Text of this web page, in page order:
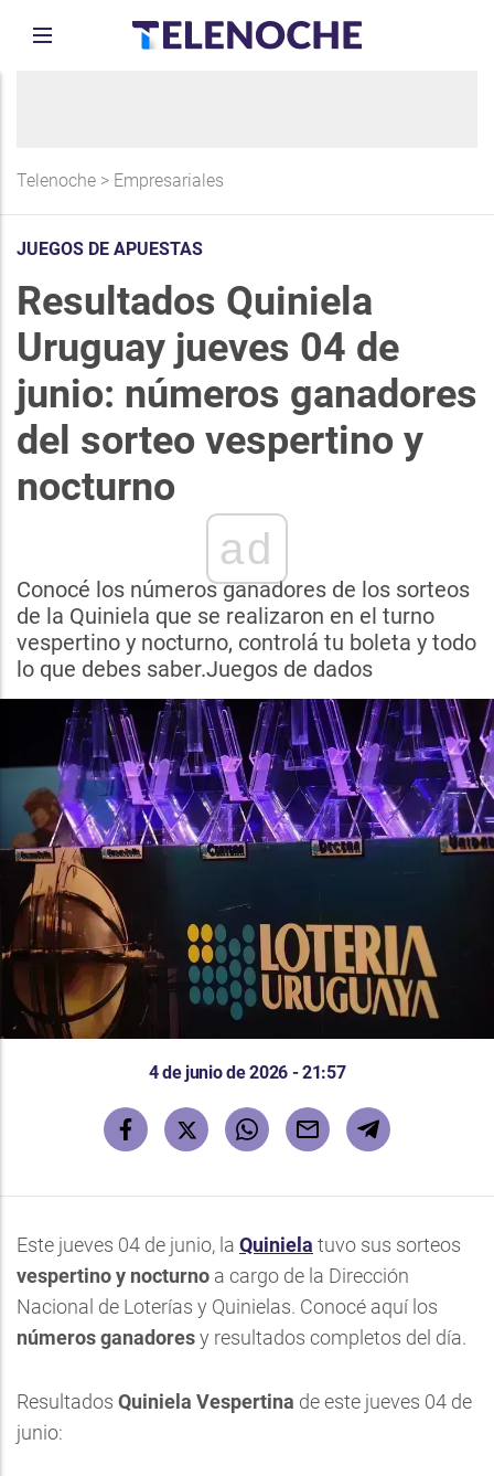
Telenoche > Empresariales
JUEGOS DE APUESTAS
Resultados Quiniela
Uruguay jueves 04 de
junio: números ganadores
del sorteo vespertino y
nocturno
ad
Conocé los números ganadores de los sorteos
de la Quiniela que se realizaron en el turno
vespertino y nocturno, controlá tu boleta y todo
lo que debes saber.Juegos de dados
4 de junio de 2026 - 21:57
Este jueves 04 de junio, la Quiniela tuvo sus sorteos
vespertino y nocturno a cargo de la Dirección
Nacional de Loterías y Quinielas. Conocé aquí los
números ganadoresy resultados completos del día.
Resultados Quiniela Vespertina de este jueves 04 de
junio: